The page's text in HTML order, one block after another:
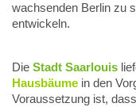
wachsenden Berlin zu
entwickeln.
Die Stadt Saarlouis
Hausbäume in den
Voraussetzung ist,